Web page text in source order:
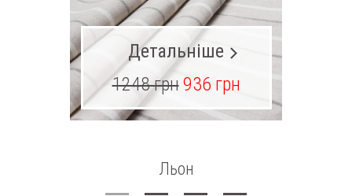
Льон
Детальніше
1248 грн936 грн